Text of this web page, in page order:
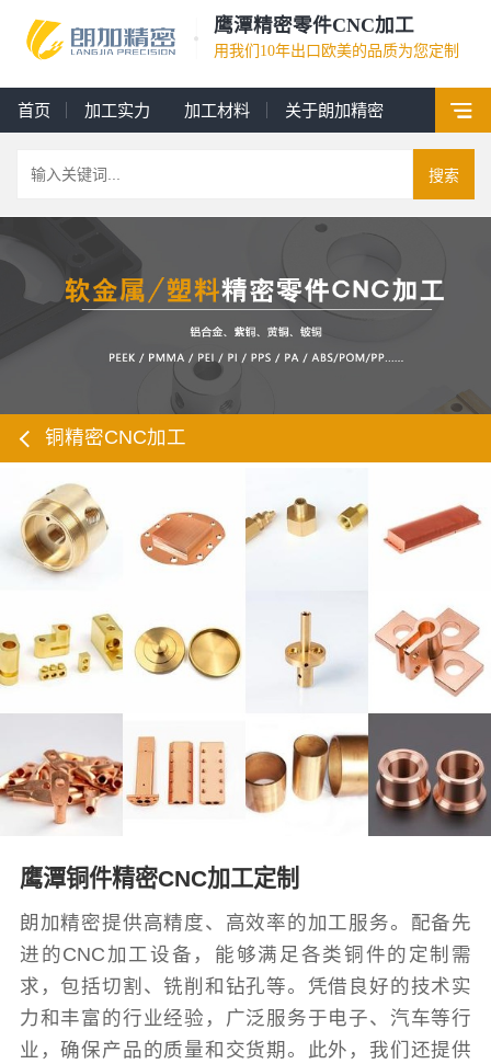
鹰潭精密零件CNC加工
用我们10年出口欧美的品质为您定制
首页 加工实力 加工材料 关于朗加精密
搜索
铜精密CNC加工
鹰潭铜件精密CNC加工定制
朗加精密提供高精度、高效率的加工服务。配备先
进的CNC加工设备，能够满足各类铜件的定制需
求，包括切割、铣削和钻孔等。凭借良好的技术实
力和丰富的行业经验，广泛服务于电子、汽车等行
业，确保产品的质量和交货期。此外，我们还提供